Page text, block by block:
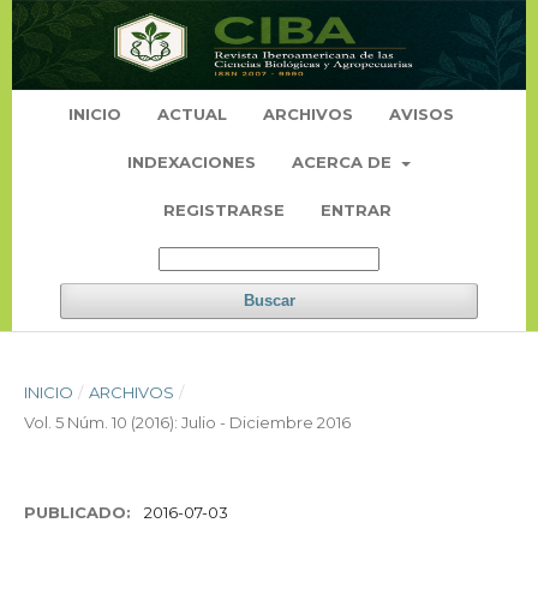
INICIO ACTUAL ARCHIVOS AVISOS
INDEXACIONES ACERCA DE
REGISTRARSE ENTRAR
Buscar
INICIO / ARCHIVOS /
Vol. 5 Núm. 10 (2016): Julio - Diciembre 2016
PUBLICADO: 2016-07-03